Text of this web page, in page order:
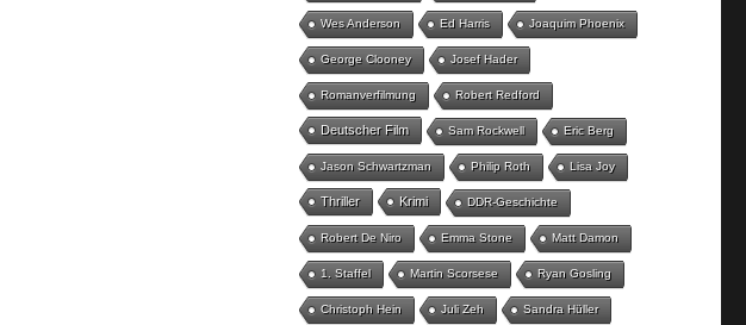
Wes Anderson Ed Harris Joaquim Phoenix
George Clooney Josef Hader
Romanverfilmung Robert Redford
Deutscher Film Sam Rockwell Eric Berg
Jason Schwartzman Philip Roth Lisa Joy
Thriller Krimi DDR-Geschichte
Robert De Niro Emma Stone Matt Damon
1. Staffel Martin Scorsese Ryan Gosling
Christoph Hein Juli Zeh Sandra Hüller